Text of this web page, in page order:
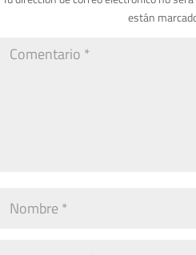
están